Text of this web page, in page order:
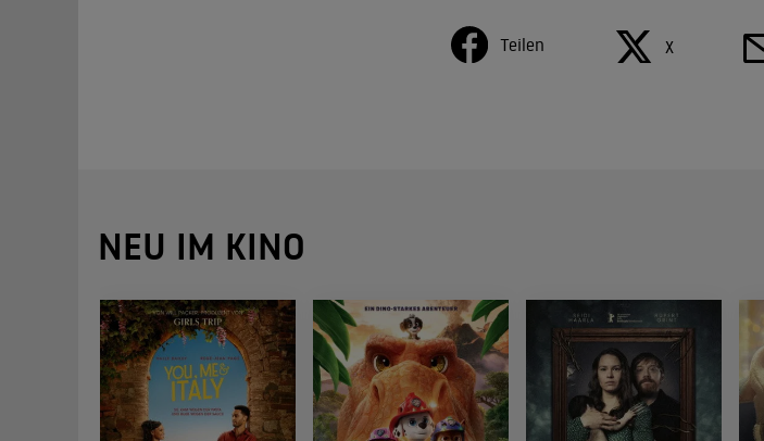
Teilen X
NEU IM KINO